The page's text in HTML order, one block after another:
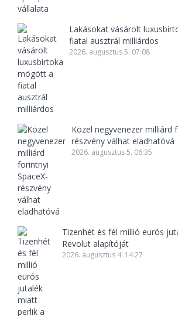
Lakásokat vásárolt
fiatal ausztrál milliárdos
2026. augusztus 5. 07:08
Közel negyvenezer milliárd
részvény válhat eladhatóvá
2026. augusztus 5. 06:35
Tizenhét és fél millió eurós
Revolut alapítóját
2026. augusztus 4. 14:27